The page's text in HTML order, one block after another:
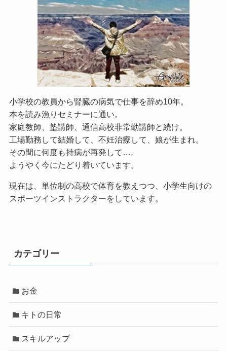
小学校の教員から腎臓の病気で仕事を辞め10年。
本を読み漁りセミナーに通い。
家庭教師、塾講師、通信高校非常勤講師と続け。
工場勤務して結婚して、不妊治療して、娘が生まれ。
その間に何度も持病が再発して…。
ようやく今にたどり着いています。
現在は、単位制の高校で体育を教えつつ、小学生向けの
スポーツインストラクターをしています。
カテゴリー
お金
キトの日常
スキルアップ